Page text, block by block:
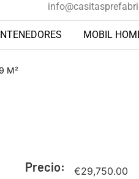
MOBIL
M²
Precio: €29,750.00